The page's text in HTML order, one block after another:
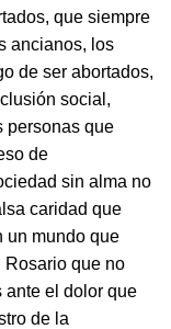
que siempre
ancianos, los
de ser abortados,
social,
personas que
de
sin alma no
caridad que
un mundo que
Rosario que no
ante el dolor que
de la